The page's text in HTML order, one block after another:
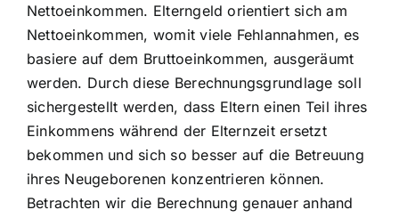
Nettoeinkommen. Elterngeld orientiert sich am
Nettoeinkommen, womit viele Fehlannahmen, es
basiere auf dem Bruttoeinkommen, ausgeräumt
werden. Durch diese Berechnungsgrundlage soll
sichergestellt werden, dass Eltern einen Teil ihres
Einkommens während der Elternzeit ersetzt
bekommen und sich so besser auf die Betreuung
ihres Neugeborenen konzentrieren können.
Betrachten wir die Berechnung genauer anhand